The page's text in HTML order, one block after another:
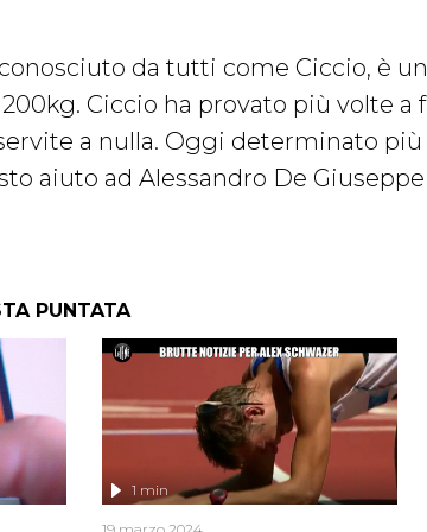
da tutti come Ciccio, è
Ciccio ha provato più volte a
a nulla. Oggi determinato più
aiuto ad Alessandro De Giuseppe
PUNTATA
1 min